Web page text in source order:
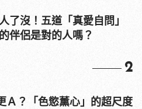
了沒！五道「真愛自問」
伴侶是對的人嗎？
2
Ａ？「色慾薰心」的超尺度